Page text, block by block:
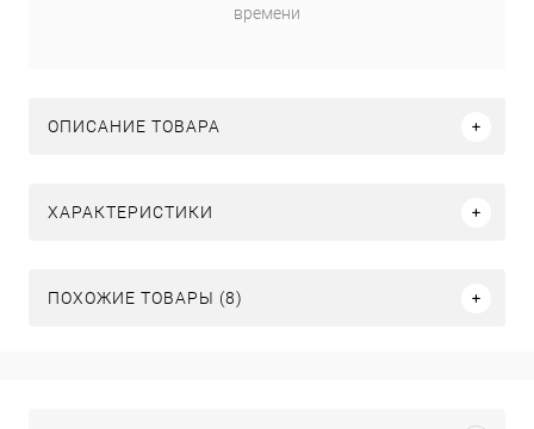
времени
ОПИСАНИЕ ТОВАРА
ХАРАКТЕРИСТИКИ
ПОХОЖИЕ ТОВАРЫ (8)